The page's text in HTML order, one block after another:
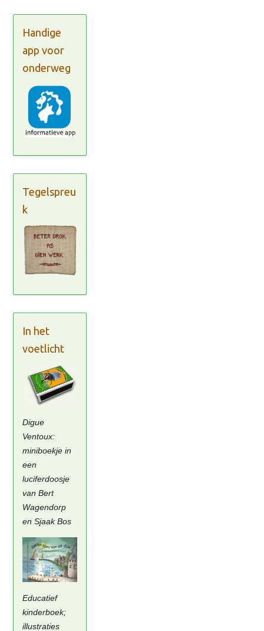
Handige
app voor
onderweg
Tegelspreu
k
In het
voetlicht
Digue
Ventoux:
miniboekje in
een
luciferdoosje
van Bert
Wagendorp
en Sjaak Bos
Educatief
kinderboek;
illustraties